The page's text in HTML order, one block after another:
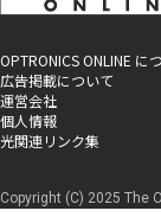
OPTRONICS ONLINE に
広告掲載について
運営会社
個人情報
光関連リンク集
Copyright (C) 2025 The